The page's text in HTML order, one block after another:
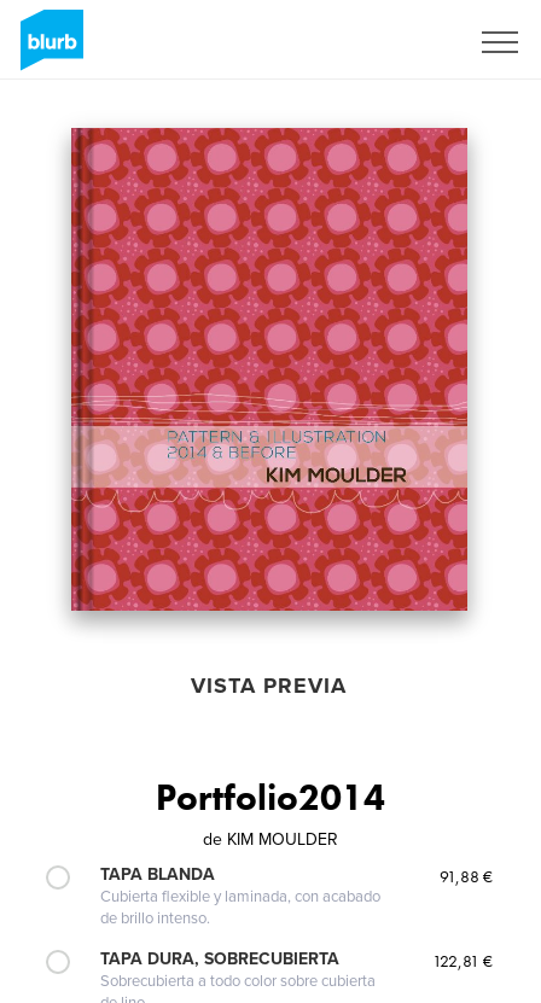
VISTA PREVIA
Portfolio2014
de KIM MOULDER
TAPA BLANDA
Cubierta flexible y laminada, con acabado
de brillo intenso.
91,88 €
TAPA DURA, SOBRECUBIERTA
Sobrecubierta a todo color sobre cubierta
122,81 €